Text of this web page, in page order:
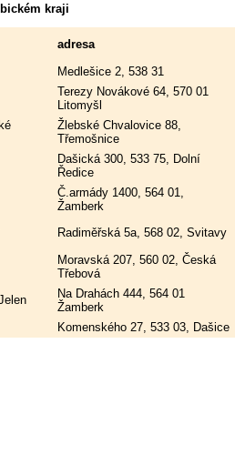
kraji
adresa
Medlešice 2, 538 31
Terezy Novákové 64, 570 01
Litomyšl
Žlebské Chvalovice 88,
Třemošnice
Dašická 300, 533 75, Dolní
Ředice
Č.armády 1400, 564 01,
Žamberk
Radiměřská 5a, 568 02, Svitavy
Moravská 207, 560 02, Česká
Třebová
Na Drahách 444, 564 01
Žamberk
Komenského 27, 533 03, Dašice